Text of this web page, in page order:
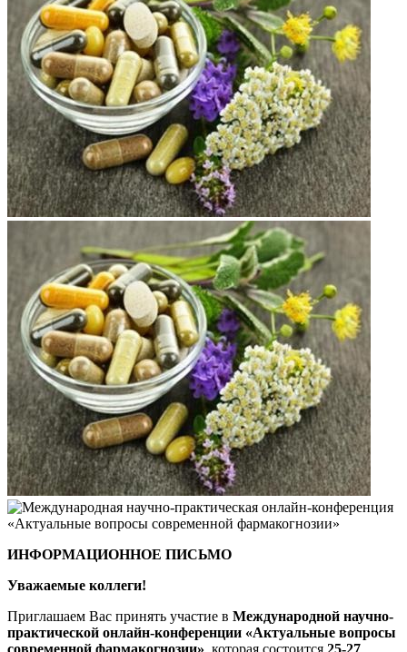
ИНФОРМАЦИОННОЕ ПИСЬМО
Уважаемые коллеги!
Приглашаем Вас принять участие в Международной научно-
практической онлайн-конференции «Актуальные вопросы
современной фармакогнозии», которая состоится 25-27